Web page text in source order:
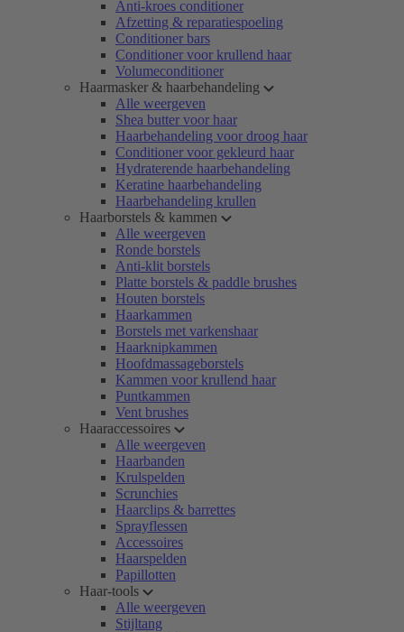
Anti-kroes conditioner
Afzetting & reparatiespoeling
Conditioner bars
Conditioner voor krullend haar
Volumeconditioner
Haarmasker & haarbehandeling
Alle weergeven
Shea butter voor haar
Haarbehandeling voor droog haar
Conditioner voor gekleurd haar
Hydraterende haarbehandeling
Keratine haarbehandeling
Haarbehandeling krullen
Haarborstels & kammen
Alle weergeven
Ronde borstels
Anti-klit borstels
Platte borstels & paddle brushes
Houten borstels
Haarkammen
Borstels met varkenshaar
Haarknipkammen
Hoofdmassageborstels
Kammen voor krullend haar
Puntkammen
Vent brushes
Haaraccessoires
Alle weergeven
Haarbanden
Krulspelden
Scrunchies
Haarclips & barrettes
Sprayflessen
Accessoires
Haarspelden
Papillotten
Haar-tools
Alle weergeven
Stijltang